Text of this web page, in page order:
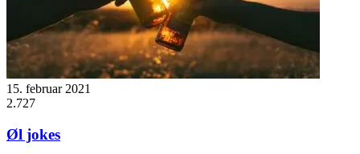
15. februar 2021
2.727
Øl jokes